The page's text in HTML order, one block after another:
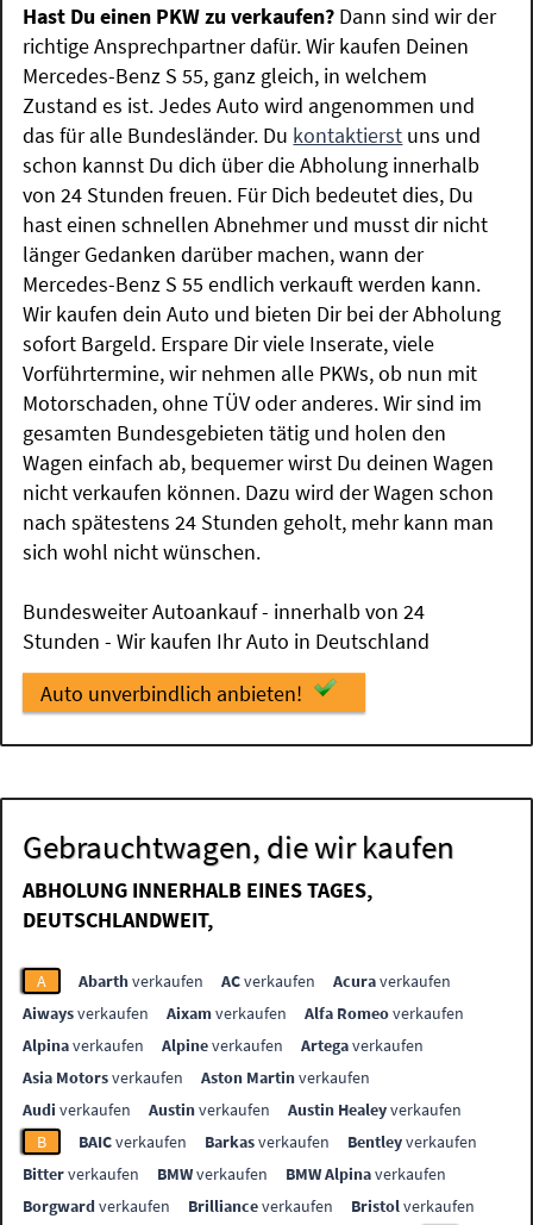
Hast Du einen PKW zu verkaufen? Dann sind wir der
richtige Ansprechpartner dafür. Wir kaufen Deinen
Mercedes-Benz S 55, ganz gleich, in welchem
Zustand es ist. Jedes Auto wird angenommen und
das für alle Bundesländer. Du kontaktierst uns und
schon kannst Du dich über die Abholung innerhalb
von 24 Stunden freuen. Für Dich bedeutet dies, Du
hast einen schnellen Abnehmer und musst dir nicht
länger Gedanken darüber machen, wann der
Mercedes-Benz S 55 endlich verkauft werden kann.
Wir kaufen dein Auto und bieten Dir bei der Abholung
sofort Bargeld. Erspare Dir viele Inserate, viele
Vorführtermine, wir nehmen alle PKWs, ob nun mit
Motorschaden, ohne TÜV oder anderes. Wir sind im
gesamten Bundesgebieten tätig und holen den
Wagen einfach ab, bequemer wirst Du deinen Wagen
nicht verkaufen können. Dazu wird der Wagen schon
nach spätestens 24 Stunden geholt, mehr kann man
sich wohl nicht wünschen.
Bundesweiter Autoankauf - innerhalb von 24
Stunden - Wir kaufen Ihr Auto in Deutschland
Auto unverbindlich anbieten!
Gebrauchtwagen, die wir kaufen
ABHOLUNG INNERHALB EINES TAGES,
DEUTSCHLANDWEIT,
A Abarthverkaufen ACverkaufen Acuraverkaufen
Aiwaysverkaufen Aixamverkaufen Alfa Romeoverkaufen
Alpinaverkaufen Alpineverkaufen Artegaverkaufen
Asia Motorsverkaufen Aston Martinverkaufen
Audi verkaufen Austinverkaufen Austin Healeyverkaufen
B
BAICverkaufen Barkasverkaufen Bentleyverkaufen
Bitterverkaufen BMWverkaufen BMW Alpinaverkaufen
Borgwardverkaufen Brillianceverkaufen Bristolverkaufen